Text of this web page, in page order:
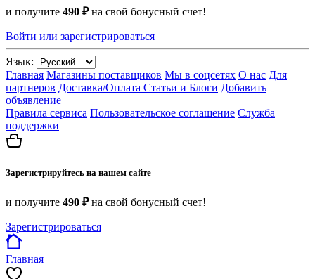
и получите 490 ₽на свой бонусный счет!
Войти или зарегистрироваться
Язык:
Главная Магазины поставщиков Мы в соцсетях О нас Для
партнеров Доставка/Оплата Статьи и Блоги Добавить
объявление
Правила сервиса Пользовательское соглашение Служба
поддержки
Зарегистрируйтесь на нашем сайте
и получите 490 ₽на свой бонусный счет!
Зарегистрироваться
Главная